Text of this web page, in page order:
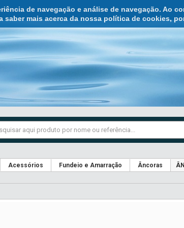
de navegação e análise de navegação. Ao
saber mais acerca da nossa política de cookies,
Acessórios Fundeio e Amarração Âncoras